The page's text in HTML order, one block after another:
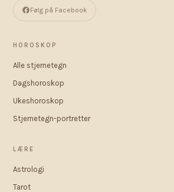
Følg på Facebook
HOROSKOP
Alle stjernetegn
Dagshoroskop
Ukeshoroskop
Stjernetegn-portretter
LÆRE
Astrologi
Tarot